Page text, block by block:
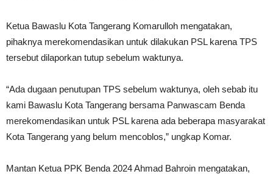
Ketua Bawaslu Kota Tangerang Komarulloh mengatakan,
pihaknya merekomendasikan untuk dilakukan PSL karena TPS
tersebut dilaporkan tutup sebelum waktunya.
“Ada dugaan penutupan TPS sebelum waktunya, oleh sebab itu
kami Bawaslu Kota Tangerang bersama Panwascam Benda
merekomendasikan untuk PSL karena ada beberapa masyarakat
Kota Tangerang yang belum mencoblos,” ungkap Komar.
Mantan Ketua PPK Benda 2024 Ahmad Bahroin mengatakan,